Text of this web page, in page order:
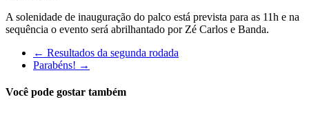
A solenidade de inauguração do palco está prevista para as 11h e na
sequência o evento será abrilhantado por Zé Carlos e Banda.
← Resultados da segunda rodada
Parabéns! →
Você pode gostar também